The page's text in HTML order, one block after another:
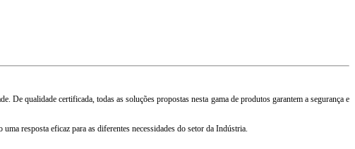
De qualidade certificada, todas as soluções propostas nesta gama de produtos garantem a segurança e
resposta eficaz para as diferentes necessidades do setor da Indústria.